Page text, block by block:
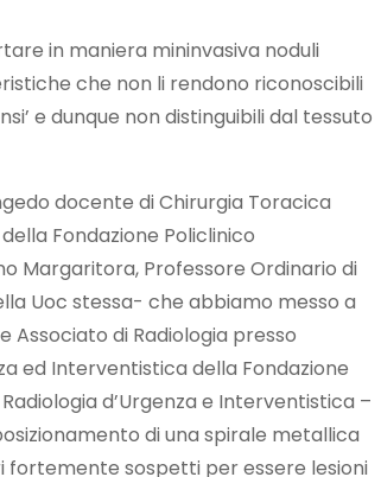
in maniera mininvasiva noduli
che non li rendono riconoscibili
e dunque non distinguibili dal tessuto
docente di Chirurgia Toracica
Fondazione Policlinico
Margaritora, Professore Ordinario di
Uoc stessa- che abbiamo messo a
Associato di Radiologia presso
ed Interventistica della Fondazione
d’Urgenza e Interventistica –
di una spirale metallica
fortemente sospetti per essere lesioni